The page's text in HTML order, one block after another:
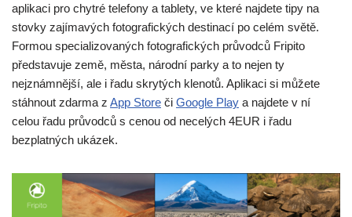
aplikaci pro chytré telefony a tablety, ve které najdete tipy na
stovky zajímavých fotografických destinací po celém světě.
Formou specializovaných fotografických průvodců Fripito
představuje země, města, národní parky a to nejen ty
nejznámnější, ale i řadu skrytých klenotů. Aplikaci si můžete
stáhnout zdarma z App Store či Google Play a najdete v ní
celou řadu průvodců s cenou od necelých 4EUR i řadu
bezplatných ukázek.